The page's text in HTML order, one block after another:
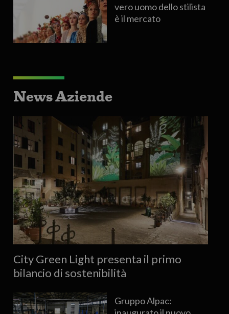
vero uomo dello stilista
è il mercato
News Aziende
City Green Light presenta il primo
bilancio di sostenibilità
Gruppo Alpac: